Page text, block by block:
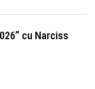
cu Narciss